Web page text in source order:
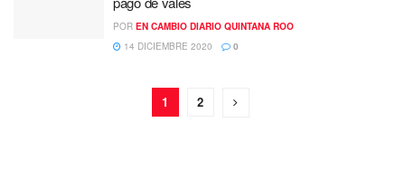
POR EN CAMBIO DIARIO QUINTANA ROO
14 DICIEMBRE 2020
0
1 2